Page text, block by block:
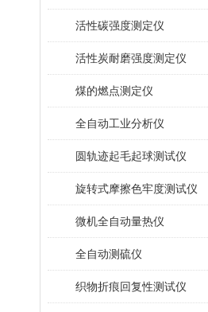
活性碳强度测定仪
活性炭耐磨强度测定仪
煤的燃点测定仪
全自动工业分析仪
圆轨迹起毛起球测试仪
旋转式摩擦色牢度测试仪
微机全自动量热仪
全自动测硫仪
织物折痕回复性测试仪